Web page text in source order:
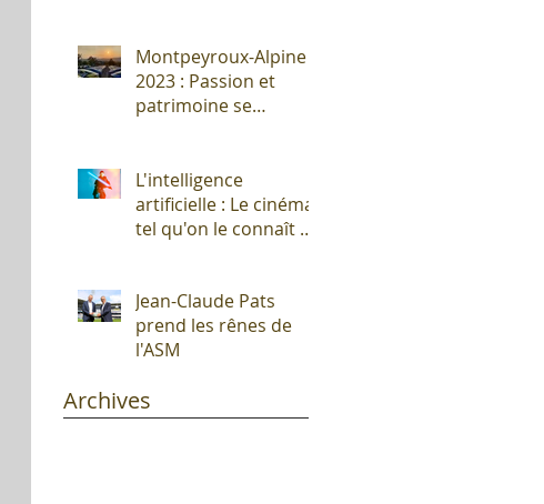
Montpeyroux-Alpine
2023 : Passion et
patrimoine se
L'intelligence
artificielle : Le cinéma
tel qu'on le connaît vit
Jean-Claude Pats
prend les rênes de
l'ASM
Archives